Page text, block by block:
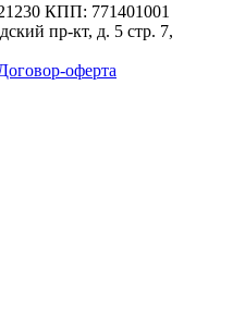
КПП: 771401001
пр-кт, д. 5 стр. 7,
оферта